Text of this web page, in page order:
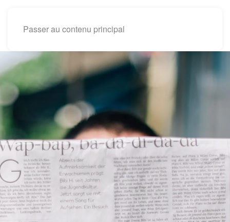
Passer au contenu principal